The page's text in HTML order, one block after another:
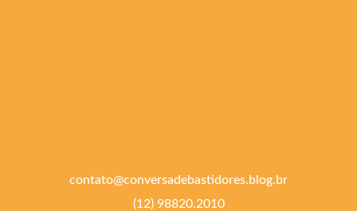
contato@conversadebastidores.blog.br
(12) 98820.2010